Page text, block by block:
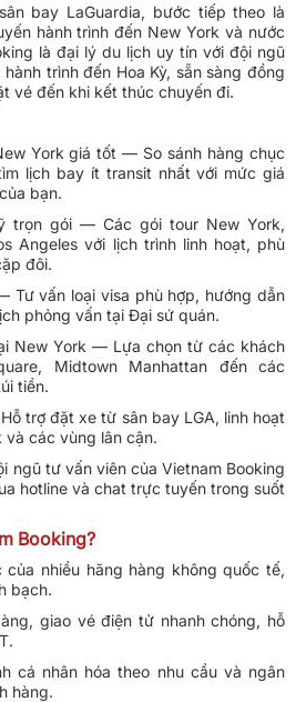
bay LaGuardia, bước tiếp theo là
hành trình đến New York và nước
là đại lý du lịch uy tín với đội ngũ
trình đến Hoa Kỳ, sẵn sàng đồng
vé đến khi kết thúc chuyến đi.
York giá tốt — So sánh hàng chục
lịch bay ít transit nhất với mức giá
bạn.
gói — Các gói tour New York,
Angeles với lịch trình linh hoạt, phù
đôi.
vấn loại visa phù hợp, hướng dẫn
phỏng vấn tại Đại sứ quán.
New York — Lựa chọn từ các khách
Midtown Manhattan đến các
tiền.
trợ đặt xe từ sân bay LGA, linh hoạt
và các vùng lân cận.
tư vấn viên của Vietnam Booking
hotline và chat trực tuyến trong suốt
Booking?
nhiều hãng hàng không quốc tế,
bạch.
giao vé điện tử nhanh chóng, hỗ
cá nhân hóa theo nhu cầu và ngân
hàng.